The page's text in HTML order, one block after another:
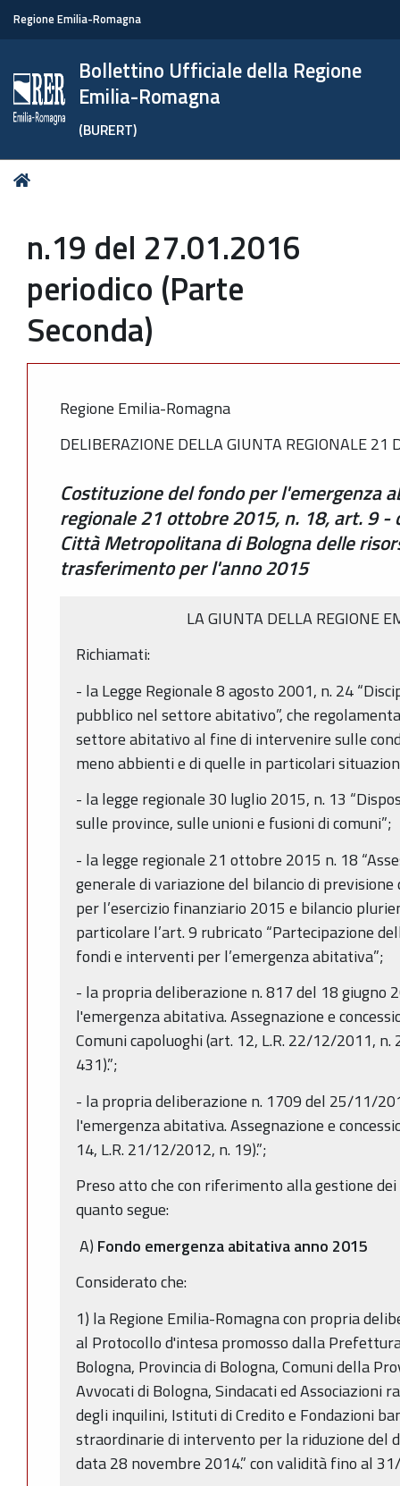
Regione Emilia-Romagna
Bollettino Ufficiale della Regione
Emilia-Romagna
(BURERT)
Tu
n.19 del 27.01.2016
periodico (Parte
Seconda)
Regione Emilia-Romagna
DELIBERAZIONE DELLA GIUNTA REGIONALE
Costituzione del fondo per l'emergenza
regionale 21 ottobre 2015, n. 18, art. 9 -
Città Metropolitana di Bologna delle
trasferimento per l'anno 2015
LA GIUNTA DELLA REGIONE
Richiamati:
- la Legge Regionale 8 agosto 2001, n. 24
pubblico nel settore abitativo”, che
settore abitativo al fine di intervenire sulle
meno abbienti e di quelle in particolari
- la legge regionale 30 luglio 2015, n. 13
sulle province, sulle unioni e fusioni di comuni”;
- la legge regionale 21 ottobre 2015 n. 18
generale di variazione del bilancio di
per l’esercizio finanziario 2015 e bilancio
particolare l’art. 9 rubricato “Partecipazione
fondi e interventi per l’emergenza abitativa”;
- la propria deliberazione n. 817 del 18 giugno
l'emergenza abitativa. Assegnazione e
Comuni capoluoghi (art. 12, L.R. 22/12/2011,
431).”;
- la propria deliberazione n. 1709 del 25/11/
l'emergenza abitativa. Assegnazione e
14, L.R. 21/12/2012, n. 19).”;
Preso atto che con riferimento alla gestione
quanto segue:
A) Fondo emergenza abitativa anno 2015
Considerato che:
1) la Regione Emilia-Romagna con propria
al Protocollo d'intesa promosso dalla
Bologna, Provincia di Bologna, Comuni della
Avvocati di Bologna, Sindacati ed Associazioni
degli inquilini, Istituti di Credito e Fondazioni
straordinarie di intervento per la riduzione del
data 28 novembre 2014.” con validità fino al